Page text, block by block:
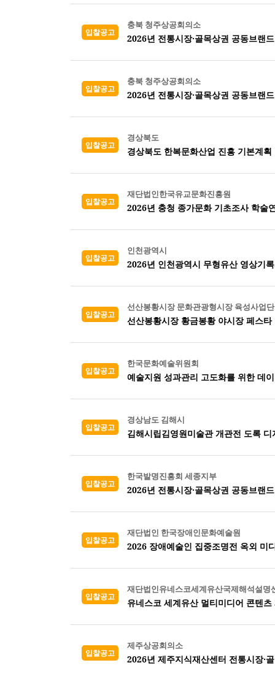
입찰공고
충북 청주상공회의소
2026년 전통시장·골목상권 공동브랜
입찰공고
충북 청주상공회의소
2026년 전통시장·골목상권 공동브랜
입찰공고
경상북도
경상북도 한복문화산업 진흥 기본계획
입찰공고
재단법인한국유교문화진흥원
2026년 충청 종가문화 기초조사 학술
입찰공고
인천광역시
2026년 인천광역시 무형유산 영상기
입찰공고
선산봉황시장 문화관광형시장 육성사업단
선산봉황시장 황금봉황 야시장 페스타
입찰공고
한국문화예술위원회
예술지원 성과관리 고도화를 위한 데
입찰공고
경상남도 김해시
김해시립김영원미술관 개관전 도록
입찰공고
한국발명진흥회 세종지부
2026년 전통시장·골목상권 공동브랜
입찰공고
재단법인 한국장애인문화예술원
2026 장애예술인 집중조명전 옥외 미
입찰공고
재단법인유네스코세계유산국제해석설명
유네스코 세계유산 멀티미디어 콘텐츠
입찰공고
제주상공회의소